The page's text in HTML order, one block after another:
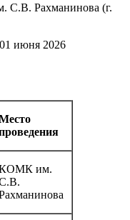
Рахманинова (г.
июня 2026
им.